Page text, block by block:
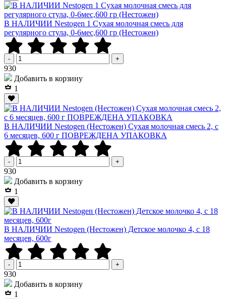
В НАЛИЧИИ Nestogen 1 Сухая молочная смесь для
регулярного стула, 0-6мес,600 гр (Нестожен)
- +
930Р
Добавить в корзину
1
В НАЛИЧИИ Nestogen (Нестожен) Сухая молочная смесь 2, c
6 месяцев, 600 г ПОВРЕЖДЕНА УПАКОВКА
- +
930Р
Добавить в корзину
1
В НАЛИЧИИ Nestogen (Нестожен) Детское молочко 4, c 18
месяцев, 600г
- +
930Р
Добавить в корзину
1